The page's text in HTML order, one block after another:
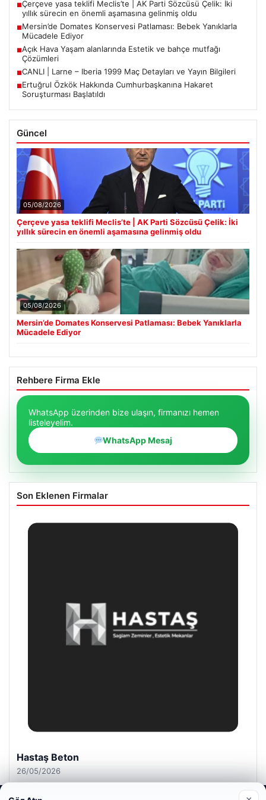
■Çerçeve yasa teklifi Meclis’te | AK Parti Sözcüsü Çelik: İki
yıllık sürecin en önemli aşamasına gelinmiş oldu
■Mersin’de Domates Konservesi Patlaması: Bebek Yanıklarla
Mücadele Ediyor
■Açık Hava Yaşam alanlarında Estetik ve bahçe mutfağı
Çözümleri
■CANLI | Larne – Iberia 1999 Maç Detayları ve Yayın Bilgileri
■Ertuğrul Özkök Hakkında Cumhurbaşkanına Hakaret
Soruşturması Başlatıldı
Güncel
05/08/2026
Çerçeve yasa teklifi Meclis’te | AK Parti Sözcüsü Çelik: İki
yıllık sürecin en önemli aşamasına gelinmiş oldu
05/08/2026
Mersin’de Domates Konservesi Patlaması: Bebek Yanıklarla
Mücadele Ediyor
Rehbere Firma Ekle
WhatsApp üzerinden bize ulaşın, firmanızı hemen
listeleyelim.
WhatsApp Mesaj
Son Eklenen Firmalar
Enes Kaplan Avukatlık Bürosu
28/04/2026